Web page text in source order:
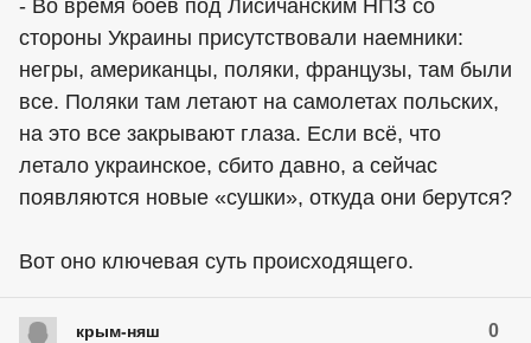
- Во время боев под Лисичанским НПЗ со
стороны Украины присутствовали наемники:
негры, американцы, поляки, французы, там были
все. Поляки там летают на самолетах польских,
на это все закрывают глаза. Если всё, что
летало украинское, сбито давно, а сейчас
появляются новые «сушки», откуда они берутся?
Вот оно ключевая суть происходящего.
крым-няш 0